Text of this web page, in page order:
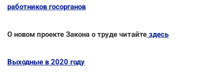
работников госорганов
О новом проекте Закона о труде читайте здесь
Выходные в 2020 году